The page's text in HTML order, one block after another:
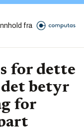
fra
for dette
betyr
for